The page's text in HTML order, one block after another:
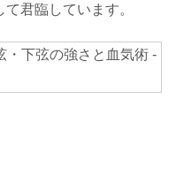
君臨しています。